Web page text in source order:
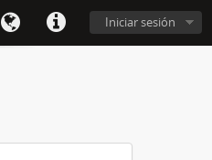
Iniciar sesión